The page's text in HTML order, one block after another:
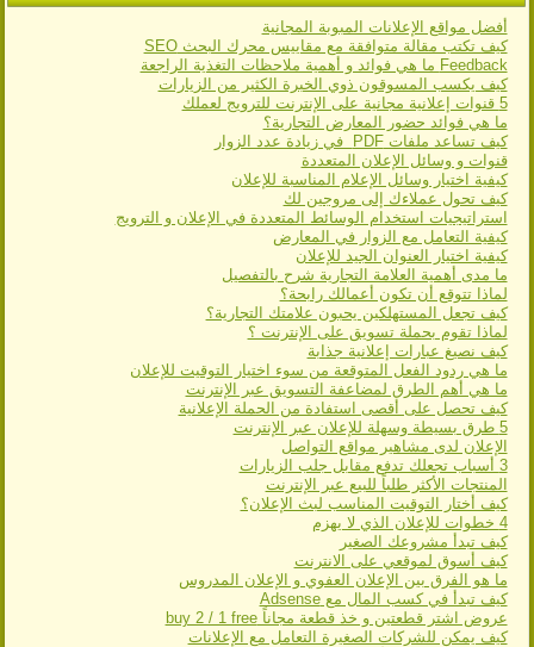
أفضل مواقع اﻹعلانات المبوبة المجانية
كيف تكتب مقالة متوافقة مع مقاييس محرك البحث SEO
Feedback ما هي فوائد و أهمية ملاحظات التغذية الراجعة
كيف يكسب المسوقون ذوي الخبرة الكثير من الزيارات
5 قنوات إعلانية مجانية على الإنترنت للترويج لعملك
ما هي فوائد حضور المعارض التجارية؟
كيف تساعد ملفات PDF في زيادة عدد الزوار
قنوات و وسائل الإعلان المتعددة
كيفية اختيار وسائل الإعلام المناسبة للإعلان
كيف تحول عملاءك إلى مروجين لك
استراتيجيات استخدام الوسائط المتعددة في الإعلان و الترويج
كيفية التعامل مع الزوار في المعارض
كيفية اختيار العنوان الجيد للإعلان
ما مدى أهمية العلامة التجارية شرح بالتفصيل
لماذا تتوقع أن تكون أعمالك رابحة؟
كيف تجعل المستهلكين يحبون علامتك التجارية؟
لماذا تقوم بحملة تسويق على الإنترنت ؟
كيف نصيغ عبارات إعلانية جذابة
ما هي ردود الفعل المتوقعة من سوء اختيار التوقيت للإعلان
ما هي أهم الطرق لمضاعفة التسويق عبر الإنترنت
كيف تحصل على أقصى استفادة من الحملة الإعلانية
5 طرق بسيطة وسهلة للإعلان عبر الإنترنت
الإعلان لدى مشاهير مواقع التواصل
3 أسباب تجعلك تدفع مقابل جلب الزيارات
المنتجات الأكثر طلباً للبيع عبر الإنترنت
كيف أختار التوقيت المناسب لبث الإعلان؟
4 خطوات للإعلان الذي لا يهزم
كيف تبدأ مشروعك الصغير
كيف أسوق لموقعي على الانترنت
ما هو الفرق بين الإعلان العفوي و الإعلان المدروس
كيف تبدأ في كسب المال مع Adsense
عروض اشتر قطعتين و خذ قطعة مجاناً buy 2 / 1 free
كيف يمكن للشركات الصغيرة التعامل مع الإعلانات